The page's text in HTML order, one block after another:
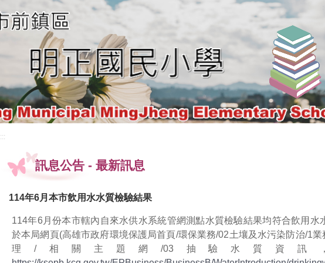
:::
訊息公告 - 最新訊息
114年6月本市飲用水水質檢驗結果
114年6月份本市轄內自來水供水系統管網測點水質檢驗結果均符合飲用水
於本局網頁(高雄市政府環境保護局首頁/環保業務/02土壤及水污染防治/1業
理/相關主題網/03抽驗水質資訊